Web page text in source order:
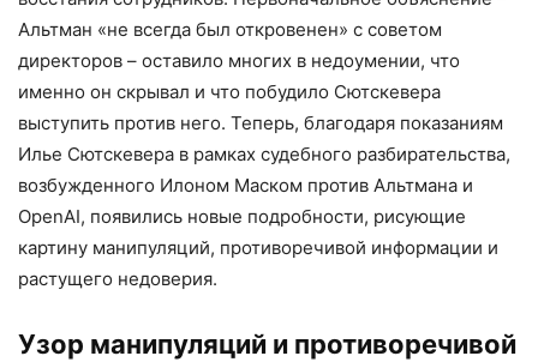
Альтман «не всегда был откровенен» с советом
директоров – оставило многих в недоумении, что
именно он скрывал и что побудило Сютскевера
выступить против него. Теперь, благодаря показаниям
Илье Сютскевера в рамках судебного разбирательства,
возбужденного Илоном Маском против Альтмана и
OpenAI, появились новые подробности, рисующие
картину манипуляций, противоречивой информации и
растущего недоверия.
Узор манипуляций и противоречивой